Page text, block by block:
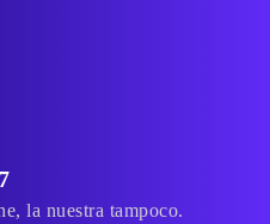
la nuestra tampoco.